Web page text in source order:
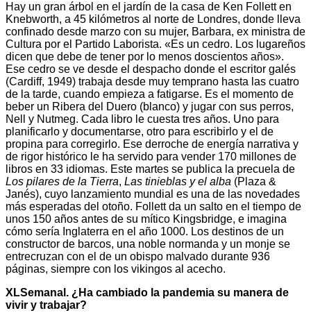
Hay un gran árbol en el jardín de la casa de Ken Follett en
Knebworth, a 45 kilómetros al norte de Londres, donde lleva
confinado desde marzo con su mujer, Barbara, ex ministra de
Cultura por el Partido Laborista. «Es un cedro. Los lugareños
dicen que debe de tener por lo menos doscientos años».
Ese cedro se ve desde el despacho donde el escritor galés
(Cardiff, 1949) trabaja desde muy temprano hasta las cuatro
de la tarde, cuando empieza a fatigarse. Es el momento de
beber un Ribera del Duero (blanco) y jugar con sus perros,
Nell y Nutmeg. Cada libro le cuesta tres años. Uno para
planificarlo y documentarse, otro para escribirlo y el de
propina para corregirlo. Ese derroche de energía narrativa y
de rigor histórico le ha servido para vender 170 millones de
libros en 33 idiomas. Este martes se publica la precuela de
Los pilares de la Tierra, Las tinieblas y el alba (Plaza &
Janés), cuyo lanzamiento mundial es una de las novedades
más esperadas del otoño. Follett da un salto en el tiempo de
unos 150 años antes de su mítico Kingsbridge, e imagina
cómo sería Inglaterra en el año 1000. Los destinos de un
constructor de barcos, una noble normanda y un monje se
entrecruzan con el de un obispo malvado durante 936
páginas, siempre con los vikingos al acecho.
XLSemanal. ¿Ha cambiado la pandemia su manera de
vivir y trabajar?